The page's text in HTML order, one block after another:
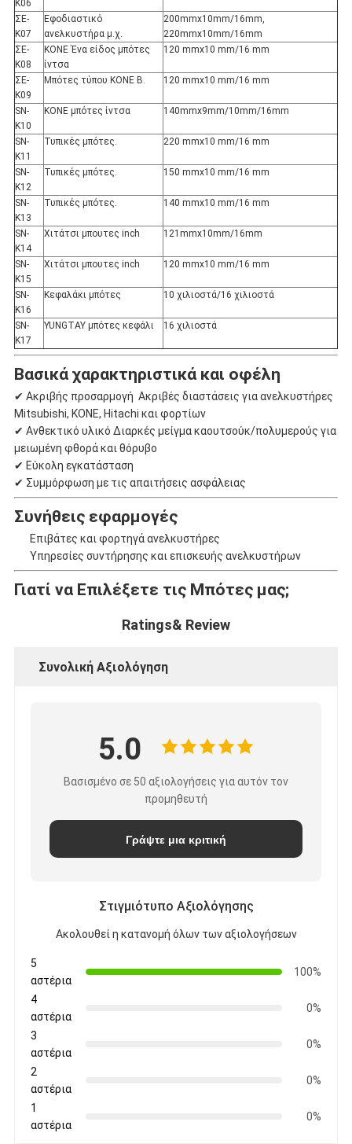
Κ06
ΣΕ-
Κ07
Εφοδιαστικό
ανελκυστήρα μ.χ.
200mmx10mm/16mm,
220mmx10mm/16mm
ΣΕ-
Κ08
KONE Ένα είδος μπότες
ίντσα
120 mmx10 mm/16 mm
ΣΕ-
Κ09
Μπότες τύπου KONE B. 120 mmx10 mm/16 mm
SN-
K10
KONE μπότες ίντσα 140mmx9mm/10mm/16mm
SN-
K11
Τυπικές μπότες. 220 mmx10 mm/16 mm
SN-
K12
Τυπικές μπότες. 150 mmx10 mm/16 mm
SN-
K13
Τυπικές μπότες. 140 mmx10 mm/16 mm
SN-
K14
Χιτάτσι μπουτες inch 121mmx10mm/16mm
SN-
K15
Χιτάτσι μπουτες inch 120 mmx10 mm/16 mm
SN-
K16
Κεφαλάκι μπότες 10 χιλιοστά/16 χιλιοστά
SN-
K17
YUNGTAY μπότες κεφάλι 16 χιλιοστά
Βασικά χαρακτηριστικά και οφέλη
✔ Ακριβής προσαρμογή ️ Ακριβές διαστάσεις για ανελκυστήρες
Mitsubishi, KONE, Hitachi και φορτίων
✔ Ανθεκτικό υλικό ∆ιαρκές μείγμα καουτσούκ/πολυμερούς για
μειωμένη φθορά και θόρυβο
✔ Εύκολη εγκατάσταση
✔ Συμμόρφωση με τις απαιτήσεις ασφάλειας
Συνήθεις εφαρμογές
Επιβάτες και φορτηγά ανελκυστήρες
Υπηρεσίες συντήρησης και επισκευής ανελκυστήρων
Γιατί να Επιλέξετε τις Μπότες μας;
Ratings& Review
Συνολική Αξιολόγηση
5.0
Βασισμένο σε 50 αξιολογήσεις για αυτόν τον
προμηθευτή
Γράψτε μια κριτική
Στιγμιότυπο Αξιολόγησης
Ακολουθεί η κατανομή όλων των αξιολογήσεων
5
αστέρια
100%
4
αστέρια
0%
3
αστέρια
0%
2
αστέρια
0%
1
αστέρια
0%